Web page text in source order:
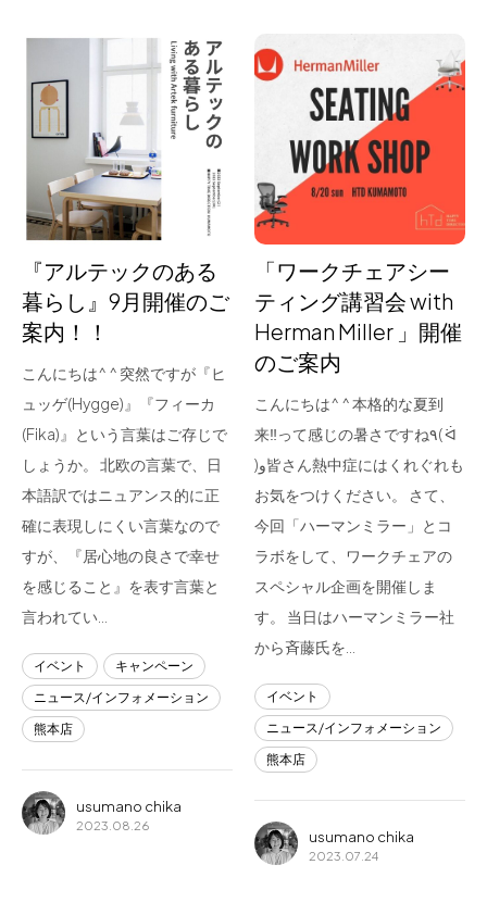
『アルテックのある
暮らし』9月開催のご
案内！！
こんにちは^ ^ 突然ですが『ヒ
ュッゲ(Hygge)』『フィーカ
(Fika)』という言葉はご存じで
しょうか。 北欧の言葉で、日
本語訳ではニュアンス的に正
確に表現しにくい言葉なので
すが、『居心地の良さで幸せ
を感じること』を表す言葉と
言われてい…
イベント
キャンペーン
ニュース/インフォメーション
熊本店
usumano chika
2023.08.26
「ワークチェアシー
ティング講習会 with
Herman Miller 」開催
のご案内
こんにちは^ ^ 本格的な夏到
来‼︎って感じの暑さですね٩( ᐛ
)و皆さん熱中症にはくれぐれも
お気をつけください。 さて、
今回「ハーマンミラー」とコ
ラボをして、ワークチェアの
スペシャル企画を開催しま
す。 当日はハーマンミラー社
から斉藤氏を…
イベント
ニュース/インフォメーション
熊本店
usumano chika
2023.07.24